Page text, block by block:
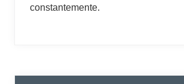
constantemente.